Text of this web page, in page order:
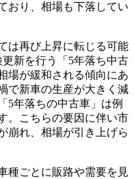
おり、相場も下落してい
は再び上昇に転じる可能
新を行う「5年落ち中古
場が緩和される傾向にあ
で新車の生産が大きく減
5年落ちの中古車」は例
。こちらの要因に伴い市
崩れ、相場が引き上げら
種ごとに販路や需要を見